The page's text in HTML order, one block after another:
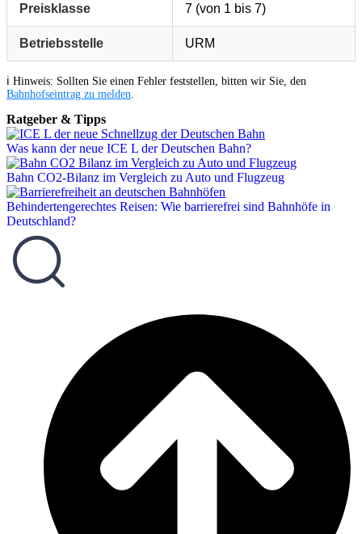
Preisklasse 7 (von 1 bis 7)
Betriebsstelle URM
ℹ️ Hinweis: Sollten Sie einen Fehler feststellen, bitten wir Sie, den
Bahnhofseintrag zu melden
Ratgeber & Tipps
Was kann der neue ICE L der Deutschen Bahn?
Bahn CO2-Bilanz im Vergleich zu Auto und Flugzeug
Behindertengerechtes Reisen: Wie barrierefrei sind Bahnhöfe in
Deutschland?